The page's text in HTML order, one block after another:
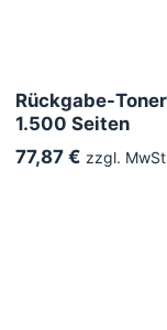
Rückgabe-
1.500 Seiten
77,87 € zzgl.